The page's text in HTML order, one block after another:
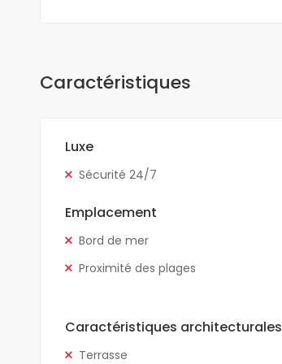
Caractéristiques
Luxe
Sécurité 24/7
Emplacement
Bord de mer
Proximité des plages
Caractéristiques architecturales
Terrasse